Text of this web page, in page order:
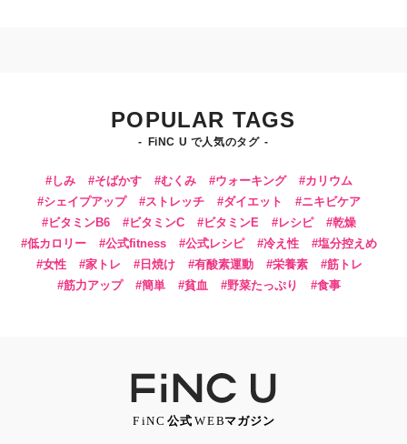
POPULAR TAGS
FiNC U で人気のタグ
しみ そばかす むくみ ウォーキング
カリウム
シェイプアップ
ストレッチ ダイエット
ニキビケア
ビタミンB6
ビタミンC ビタミンE レシピ
乾燥
低カロリー
公式fitness 公式レシピ 冷え性
塩分控えめ
女性
家トレ 日焼け 有酸素運動 栄養素
筋トレ
筋力アップ
簡単 貧血 野菜たっぷり 食事